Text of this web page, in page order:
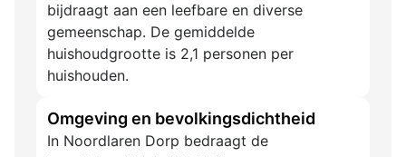
bijdraagt aan een leefbare en diverse
gemeenschap. De gemiddelde
huishoudgrootte is 2,1 personen per
huishouden.
Omgeving en bevolkingsdichtheid
In Noordlaren Dorp bedraagt de